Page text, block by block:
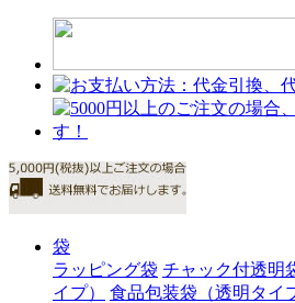
袋
ラッピング袋 チャック付透明
イプ）
食品包装袋（透明タイ